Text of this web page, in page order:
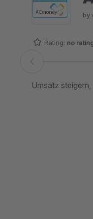
by
Rating: no
Skip image gallery
Umsatz